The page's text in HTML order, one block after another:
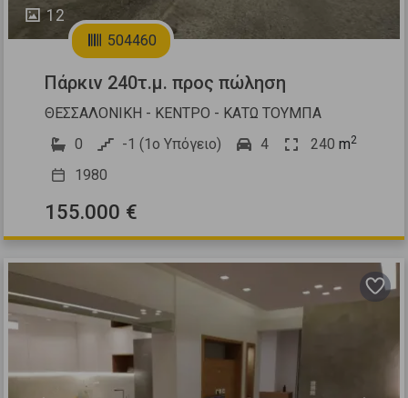
12
504460
Πάρκιν 240τ.μ. προς πώληση
ΘΕΣΣΑΛΟΝΙΚΗ - ΚΕΝΤΡΟ - ΚΑΤΩ ΤΟΥΜΠΑ
0
-1 (1ο Υπόγειο) 4 240 m2
1980
155.000 €